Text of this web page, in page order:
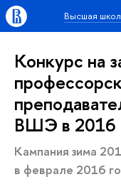
Высшая
Конкурс на
ВШЭ в 2016
Кампания зима
в феврале 2016